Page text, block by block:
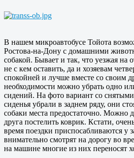
В нашем микроавтобусе Тойота
Ростова-на-Дону с домашними
собакой. Бывает и так, что уезжая на
не с кем оставить, да и хозяевам
спокойней и лучше вместе со своим
необходимости можно убрать одно
сидений. На фото вариант со
сиденья убрали в заднем ряду, они
собаки места предостаточно. Можно
друга постелить коврик. Кстати,
время поездки приспосабливаются у
внимательно смотрят на дорогу во
на машине многие из них переносят